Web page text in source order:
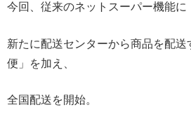
今回、従来のネットスーパー機能に
新たに配送センターから商品を配送
便」を加え、
全国配送を開始。